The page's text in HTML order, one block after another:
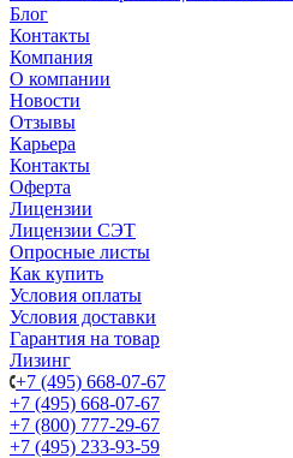
Блог
Контакты
Компания
О компании
Новости
Отзывы
Карьера
Контакты
Оферта
Лицензии
Лицензии СЭТ
Опросные листы
Как купить
Условия оплаты
Условия доставки
Гарантия на товар
Лизинг
+7 (495) 668-07-67
+7 (495) 668-07-67
+7 (800) 777-29-67
+7 (495) 233-93-59